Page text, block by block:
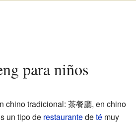
para niños
chino tradicional: 茶餐廳, en chino
un tipo de restaurantedeté muy